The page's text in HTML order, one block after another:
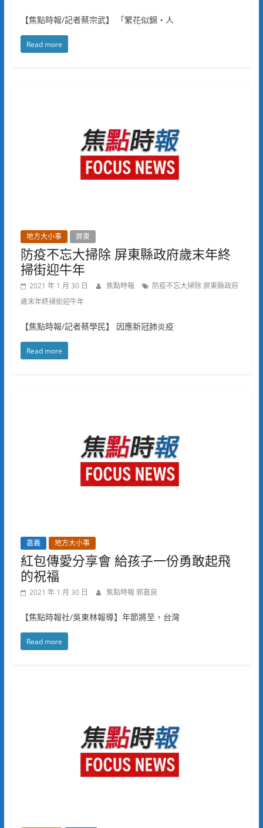
【焦點時報/記者蔡宗武】 「繁花似錦‧人
Read more
地方大小事 屏東
防疫不忘大掃除 屏東縣政府歲末年終
掃街迎牛年
2021 年 1 月 30 日 焦點時報
防疫不忘大掃除 屏東縣政府
歲末年終掃街迎牛年
【焦點時報/記者蔡學民】 因應新冠肺炎疫
Read more
嘉義 地方大小事
紅包傳愛分享會 給孩子一份勇敢起飛
的祝福
2021 年 1 月 30 日 焦點時報 郭嘉良
【焦點時報社/吳東林報導】年節將至，台灣
Read more